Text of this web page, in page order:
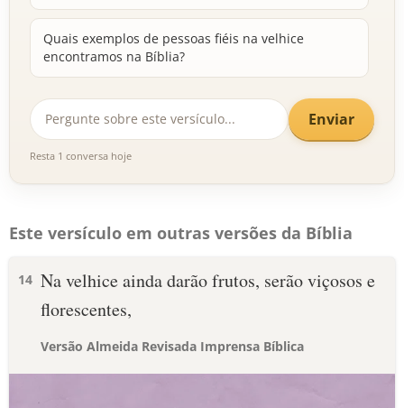
Quais exemplos de pessoas fiéis na velhice
encontramos na Bíblia?
Enviar
Resta 1 conversa hoje
Este versículo em outras versões da Bíblia
14 Na velhice ainda darão frutos, serão viçosos e
florescentes,
Versão Almeida Revisada Imprensa Bíblica